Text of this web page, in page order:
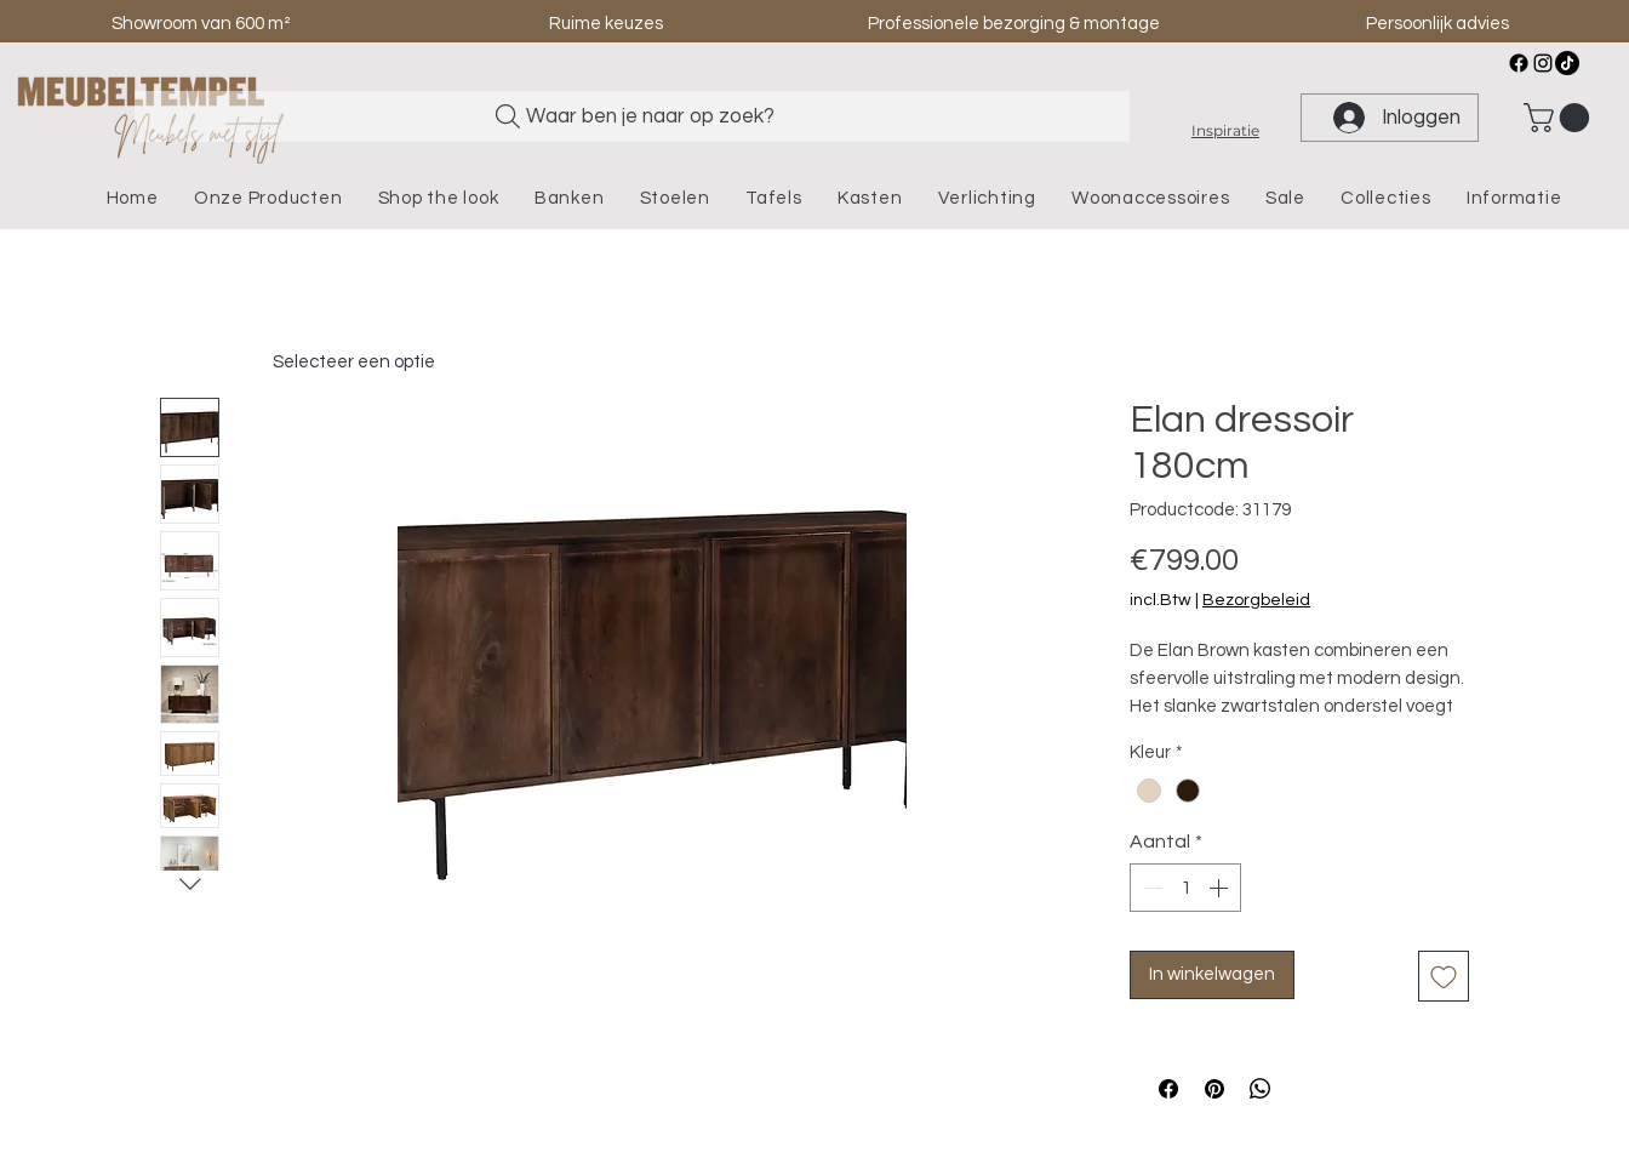
Showroom van 600 m² Ruime keuzes Professionele bezorging & montage Persoonlijk advies
Waar ben je naar op zoek?
Inspiratie
Inloggen
Home Onze Producten Shop the look Banken Stoelen Tafels Kasten Verlichting Woonaccessoires Sale Collecties Informatie
Elan dressoir
180cm
Productcode: 31179
€799.00
incl.Btw Bezorgbeleid
De Elan Brown kasten combineren een
sfeervolle uitstraling met modern design.
Het slanke zwartstalen onderstel voegt
het duurzame hardhout met een
warmbruine finish zorgt voor een
opvallende vlakken geven deze kasten
Kleur *
Aantal *
In winkelwagen
Selecteer een optie